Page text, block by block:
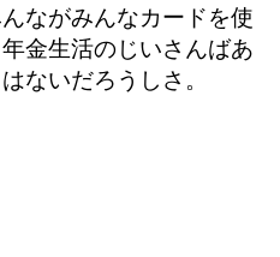
ながみんなカードを使
金生活のじいさんばあ
ないだろうしさ。